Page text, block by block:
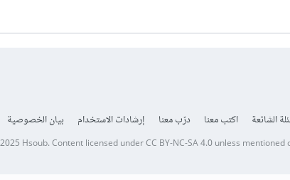
الشائعة اكتب معنا درّب معنا إرشادات الاستخدام بيان الخصوصية
Hsoub.Content licensed underCC BY-NC-SA 4.0unless mentioned